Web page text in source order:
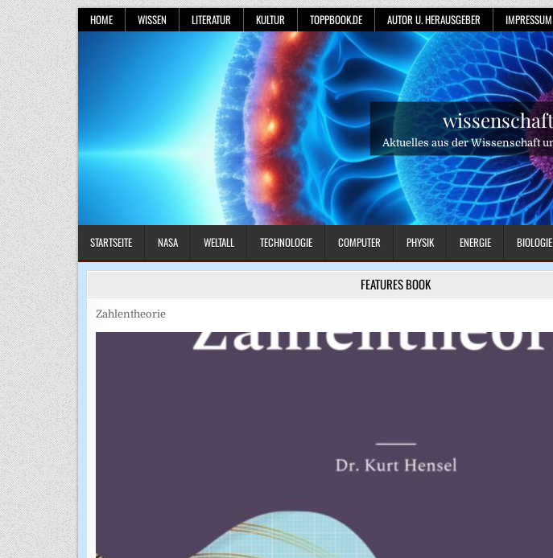
Skip
to
content
HOME WISSEN LITERATUR KULTUR TOPPBOOK.DE AUTOR U. HERAUSGEBER
Aktuelles aus der Wissenschaft
STARTSEITE NASA WELTALL TECHNOLOGIE COMPUTER PHYSIK ENERGIE BIOLOGIE
FEATURES BOOK
Zahlentheorie